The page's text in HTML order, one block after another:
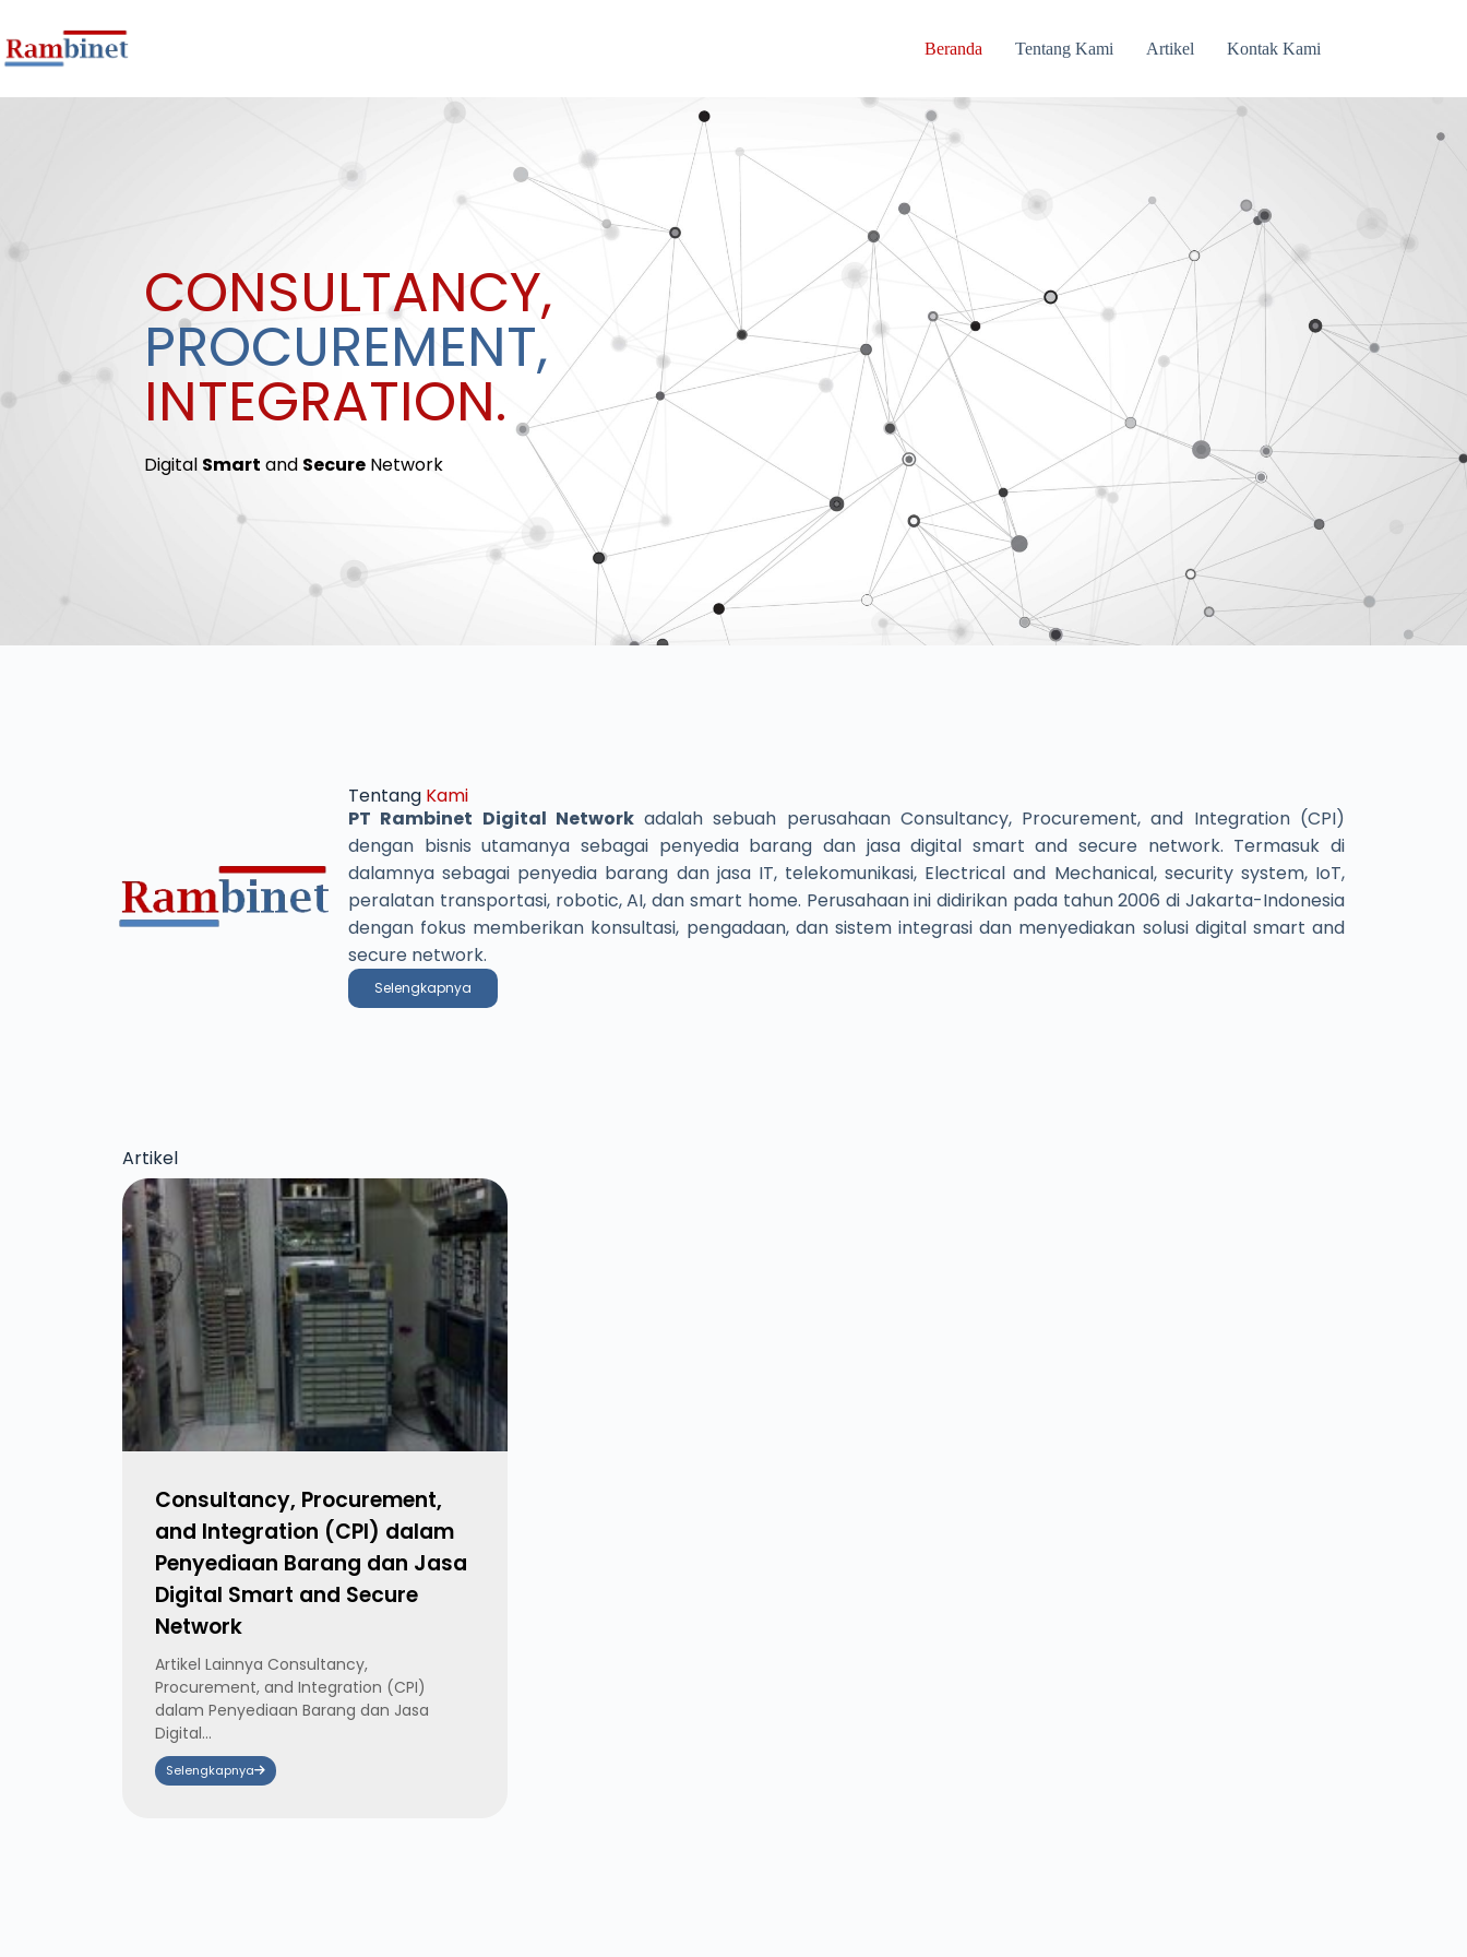
Beranda Tentang Kami Artikel Kontak Kami
CONSULTANCY,
PROCUREMENT,
INTEGRATION.
Digital Smart and Secure Network
Tentang Kami
PT Rambinet Digital Networkadalah sebuah perusahaan Consultancy, Procurement, and Integration (CPI)
dengan bisnis utamanya sebagai penyedia barang dan jasa digital smart and secure network. Termasuk di
dalamnya sebagai penyedia barang dan jasa IT, telekomunikasi, Electrical and Mechanical, security system, IoT,
peralatan transportasi, robotic, AI, dan smart home. Perusahaan ini didirikan pada tahun 2006 di Jakarta-Indonesia
dengan fokus memberikan konsultasi, pengadaan, dan sistem integrasi dan menyediakan solusi digital smart and
secure network.
Selengkapnya
Artikel
Consultancy, Procurement,
and Integration (CPI) dalam
Penyediaan Barang dan Jasa
Digital Smart and Secure
Network
Artikel Lainnya Consultancy,
Procurement, and Integration (CPI)
dalam Penyediaan Barang dan Jasa
Digital...
Selengkapnya